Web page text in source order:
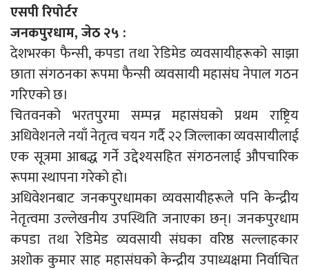
एसपी रिपोर्टर
जनकपुरधाम, जेठ २५ :
देशभरका फैन्सी, कपडा तथा रेडिमेड व्यवसायीहरूको साझा
छाता संगठनका रूपमा फैन्सी व्यवसायी महासंघ नेपाल गठन
गरिएको छ।
चितवनको भरतपुरमा सम्पन्न महासंघको प्रथम राष्ट्रिय
अधिवेशनले नयाँ नेतृत्व चयन गर्दै २२ जिल्लाका व्यवसायीलाई
एक सूत्रमा आबद्ध गर्ने उद्देश्यसहित संगठनलाई औपचारिक
रूपमा स्थापना गरेको हो।
अधिवेशनबाट जनकपुरधामका व्यवसायीहरूले पनि केन्द्रीय
नेतृत्वमा उल्लेखनीय उपस्थिति जनाएका छन्। जनकपुरधाम
कपडा तथा रेडिमेड व्यवसायी संघका वरिष्ठ सल्लाहकार
अशोक कुमार साह महासंघको केन्द्रीय उपाध्यक्षमा निर्वाचित